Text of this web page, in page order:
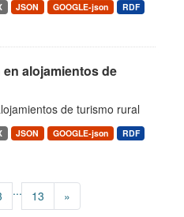
JSON GOOGLE-json
RDF
alojamientos de
de turismo rural
JSON GOOGLE-json
RDF
... 13 »